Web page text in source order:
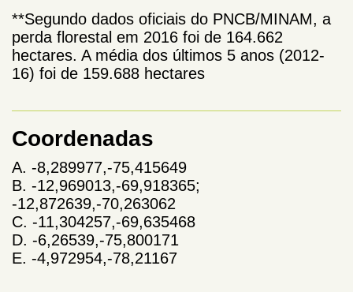
**Segundo dados oficiais do PNCB/MINAM, a
perda florestal em 2016 foi de 164.662
hectares. A média dos últimos 5 anos (2012-
16) foi de 159.688 hectares
Coordenadas
A. -8,289977,-75,415649
B. -12,969013,-69,918365;
-12,872639,-70,263062
C. -11,304257,-69,635468
D. -6,26539,-75,800171
E. -4,972954,-78,21167